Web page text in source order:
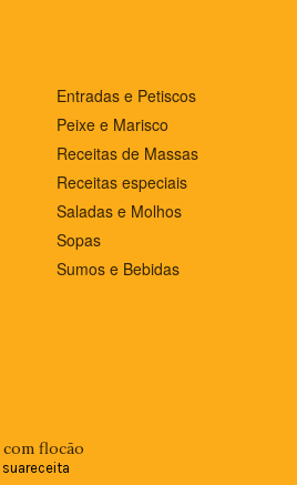
Entradas e Petiscos
Peixe e Marisco
Receitas de Massas
Receitas especiais
Saladas e Molhos
Sopas
Sumos e Bebidas
flocão